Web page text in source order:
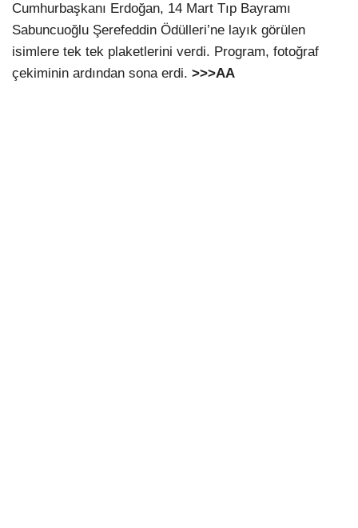
Cumhurbaşkanı Erdoğan, 14 Mart Tıp Bayramı
Sabuncuoğlu Şerefeddin Ödülleri’ne layık görülen
isimlere tek tek plaketlerini verdi. Program, fotoğraf
çekiminin ardından sona erdi. >>>AA